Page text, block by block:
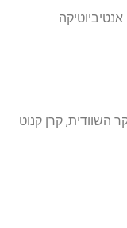
השוודית, קרן קנוט